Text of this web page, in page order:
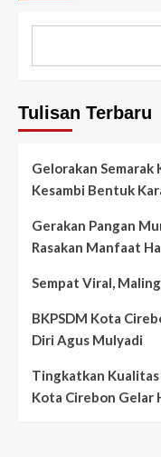
Tulisan Terbaru
Gelorakan Semarak
Kesambi Bentuk
Gerakan Pangan
Rasakan Manfaat
Sempat Viral,
BKPSDM Kota
Diri Agus Mulyadi
Tingkatkan Kualitas
Kota Cirebon Gelar